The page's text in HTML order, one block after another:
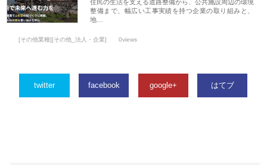
住民の生活を支える道路整備から、公共施設周辺の環境
整備まで、幅広い工事実績を持つ企業の取り組みと、
地…
[その他業種][その他_法人・企業] 0views
twitter facebook google+ はてブ